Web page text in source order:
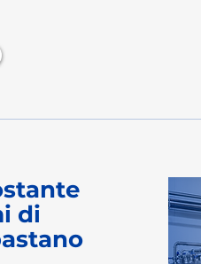
di